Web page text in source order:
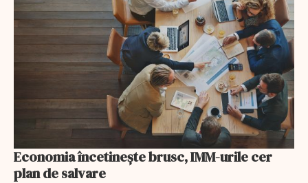
Economia încetinește brusc, IMM-urile cer
plan de salvare